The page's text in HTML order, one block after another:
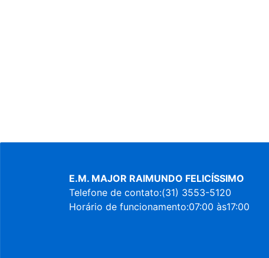
E.M. MAJOR RAIMUNDO FELICÍSSIMO
Telefone de contato:(31) 3553-5120
Horário de funcionamento:07:00 às17:00